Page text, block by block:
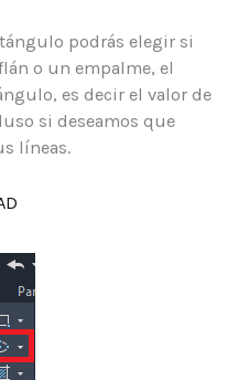
podrás elegir si
o un empalme, el
es decir el valor de
si deseamos que
líneas.